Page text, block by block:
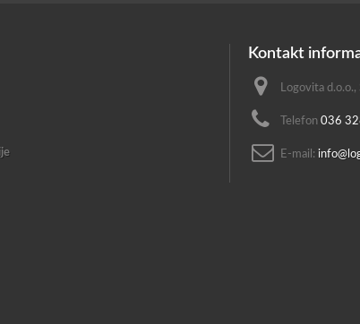
Kontakt
Logovita
Telefon 036
E-mail: